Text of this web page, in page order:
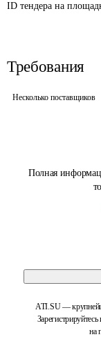
Полная
ATI.SU —
на
ID тендера на
Требования
Несколько поставщиков